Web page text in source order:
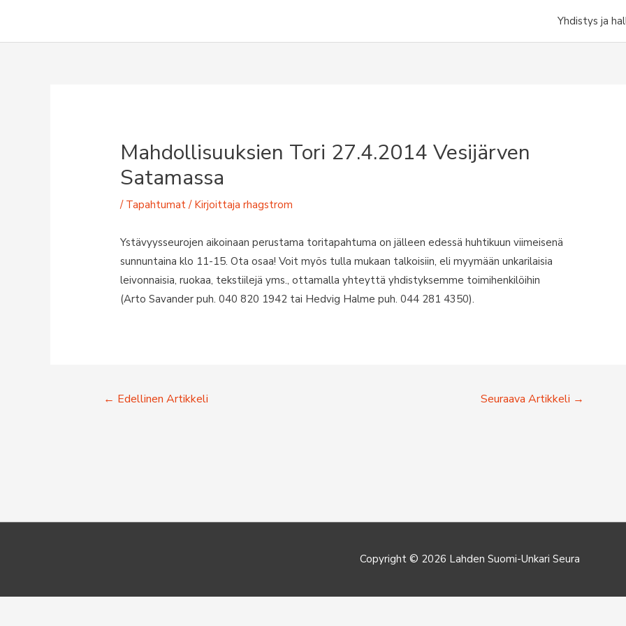
Yhdistys ja
Mahdollisuuksien Tori 27.4.2014 Vesijärven
Satamassa
/ Tapahtumat/ Kirjoittajarhagstrom
Ystävyysseurojen aikoinaan perustama toritapahtuma on jälleen edessä huhtikuun viimeisenä
sunnuntaina klo 11-15. Ota osaa! Voit myös tulla mukaan talkoisiin, eli myymään unkarilaisia
leivonnaisia, ruokaa, tekstiilejä yms., ottamalla yhteyttä yhdistyksemme toimihenkilöihin
(Arto Savander puh. 040 820 1942 tai Hedvig Halme puh. 044 281 4350).
Artikkelien
← Edellinen Artikkeli Seuraava Artikkeli →
Copyright © 2026 Lahden Suomi-Unkari Seura